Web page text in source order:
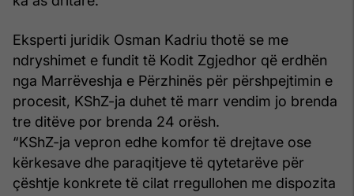
Eksperti juridik Osman Kadriu thotë se me
ndryshimet e fundit të Kodit Zgjedhor që erdhën
nga Marrëveshja e Përzhinës për përshpejtimin e
procesit, KShZ-ja duhet të marr vendim jo brenda
tre ditëve por brenda 24 orësh.
“KShZ-ja vepron edhe komfor të drejtave ose
kërkesave dhe paraqitjeve të qytetarëve për
çështje konkrete të cilat rregullohen me dispozita